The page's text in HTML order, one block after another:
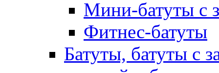
Мини-батуты с
Фитнес-батуты
Батуты, батуты с